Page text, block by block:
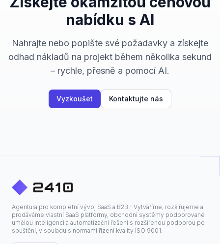
nabídku s AI
Nahrajte nebo popište své požadavky a získejte
odhad nákladů na projekt během několika sekund
– rychle, přesně a pomocí AI.
Vyzkoušet Kontaktujte nás
Agentura pro kompletní vývoj SaaS a B2B - Vytváříme, rozšiřujeme a
prodáváme vlastní SaaS platformy, obchodní systémy podporované
umělou inteligencí a automatizační řešení s rozšířenou podporou po
spuštění, v souladu s normami řízení kvality ISO 9001.